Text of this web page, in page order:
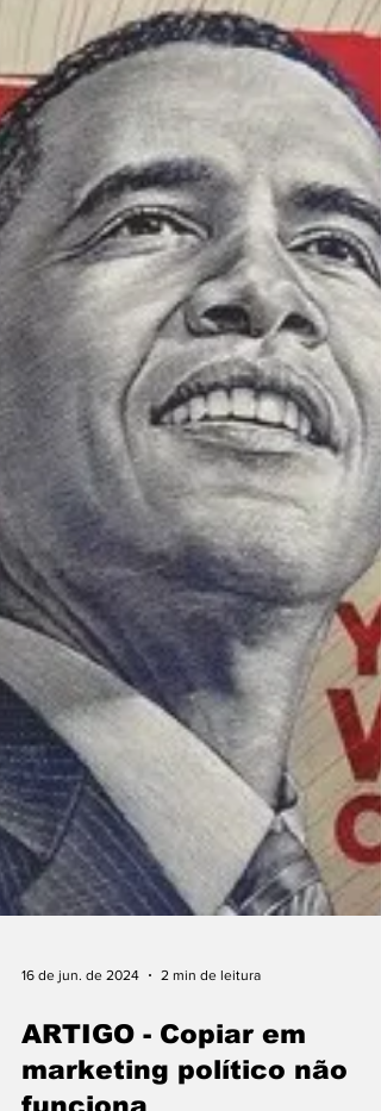
16 de jun. de 2024 2 min de leitura